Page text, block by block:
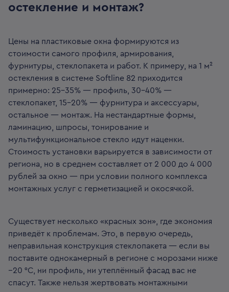
остекление и монтаж?
Цены на пластиковые окна формируются из
стоимости самого профиля, армирования,
фурнитуры, стеклопакета и работ. К примеру, на 1 м²
остекления в системе Softline 82 приходится
примерно: 25–35% — профиль, 30–40% —
стеклопакет, 15–20% — фурнитура и аксессуары,
остальное — монтаж. На нестандартные формы,
ламинацию, шпросы, тонирование и
мультифункциональное стекло идут наценки.
Стоимость установки варьируется в зависимости от
региона, но в среднем составляет от 2 000 до 4 000
рублей за окно — при условии полного комплекса
монтажных услуг с герметизацией и окосячкой.
Существует несколько «красных зон», где экономия
приведёт к проблемам. Это, в первую очередь,
неправильная конструкция стеклопакета — если вы
поставите однокамерный в регионе с морозами ниже
−20 °C, ни профиль, ни утеплённый фасад вас не
спасут. Также нельзя жертвовать монтажными